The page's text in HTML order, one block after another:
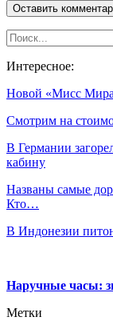
Интересное:
Новой «Мисс
Смотрим на
В Германии
кабину
Названы самые
Кто…
В Индонезии
Наручные часы:
Метки